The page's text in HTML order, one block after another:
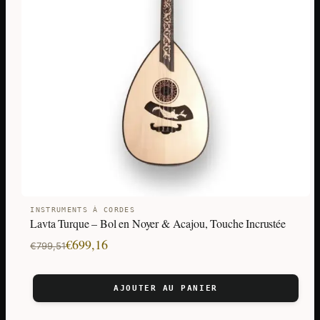
INSTRUMENTS À CORDES
Lavta Turque – Bol en Noyer & Acajou, Touche Incrustée
€799,51
Le
initial
était :
€699,16
Le
actuel
est :
AJOUTER AU PANIER